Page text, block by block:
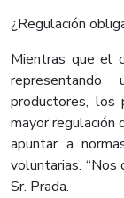
¿Regulación
Mientras que el
productores, los
mayor regulación
apuntar a
voluntarias. “Nos
Sr. Prada.